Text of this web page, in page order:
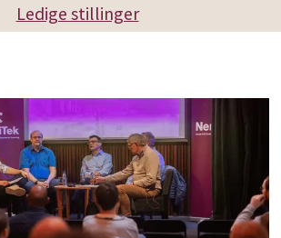
Ledige stillinger